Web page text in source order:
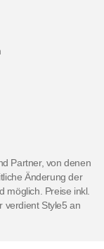
Partner, von denen
Änderung der
möglich. Preise inkl.
verdient Style5 an